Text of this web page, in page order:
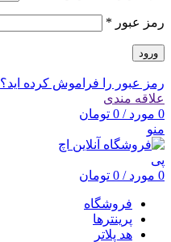
رمز عبور *
ورود
رمز عبور را فراموش کرده اید؟
علاقه مندی
0 مورد /
0 تومان
منو
0 مورد /
0 تومان
فروشگاه
پرینترها
هد پلاتر